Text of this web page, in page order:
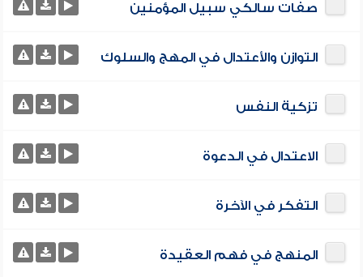
صفات سالكي سبيل المؤمنين
التوازن والأعتدال في المهج والسلوك
تزكية النفس
الاعتدال في الدعوة
التفكر في الآخرة
المنهج في فهم العقيدة